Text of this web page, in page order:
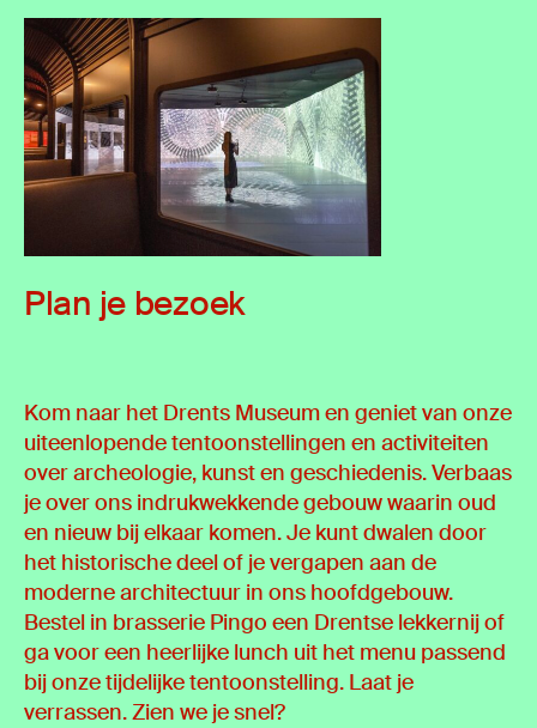
Plan je bezoek
Kom naar het Drents Museum en geniet van onze
uiteenlopende tentoonstellingen en activiteiten
over archeologie, kunst en geschiedenis. Verbaas
je over ons indrukwekkende gebouw waarin oud
en nieuw bij elkaar komen. Je kunt dwalen door
het historische deel of je vergapen aan de
moderne architectuur in ons hoofdgebouw.
Bestel in brasserie Pingo een Drentse lekkernij of
ga voor een heerlijke lunch uit het menu passend
bij onze tijdelijke tentoonstelling. Laat je
verrassen. Zien we je snel?